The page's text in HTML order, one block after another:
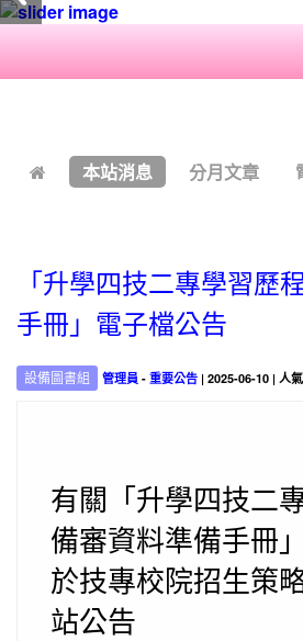
本站消息 分月文章
「升學四技二專學習歷
手冊」電子檔公告
設備圖書組 管理員 -重要公告 | 2025-06-10 | 人
有關「升學四技二
備審資料準備手冊
於技專校院招生策
站公告